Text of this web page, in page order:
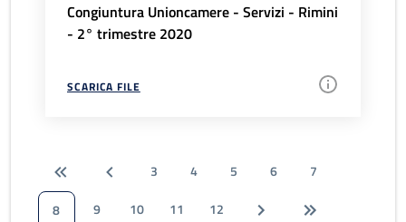
Congiuntura Unioncamere - Servizi - Rimini
- 2° trimestre 2020
SCARICA FILE
3 4 5 6
7
8
9 10 11 12